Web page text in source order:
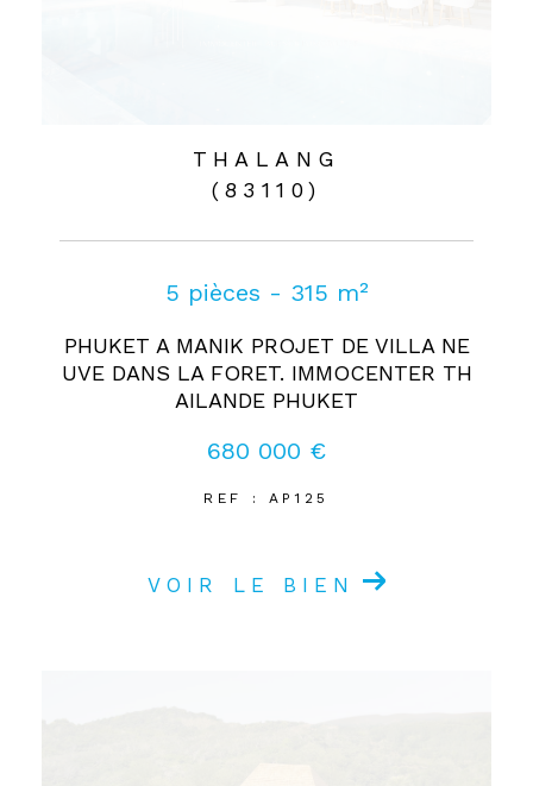
THALANG
(83110)
5 pièces - 315 m²
PHUKET A MANIK PROJET DE VILLA NE
UVE DANS LA FORET. IMMOCENTER TH
AILANDE PHUKET
680 000 €
REF : AP125
VOIR LE BIEN